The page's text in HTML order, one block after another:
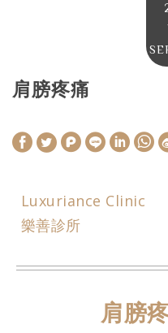
肩膀疼痛
h
s
p
i
Luxuriance Clinic
樂善診所
肩膀